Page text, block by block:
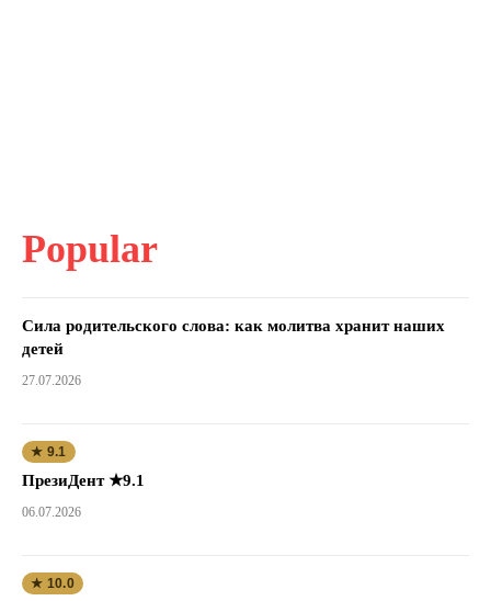
Popular
Сила родительского слова: как молитва хранит наших
детей
27.07.2026
★ 9.1
ПрезиДент ★9.1
06.07.2026
★ 10.0